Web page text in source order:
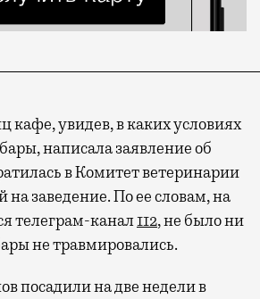
кафе, увидев, в каких условиях
написала заявление об
в Комитет ветеринарии
заведение. По ее словам, на
телеграм-канал112, не было ни
не травмировались.
посадили на две недели в